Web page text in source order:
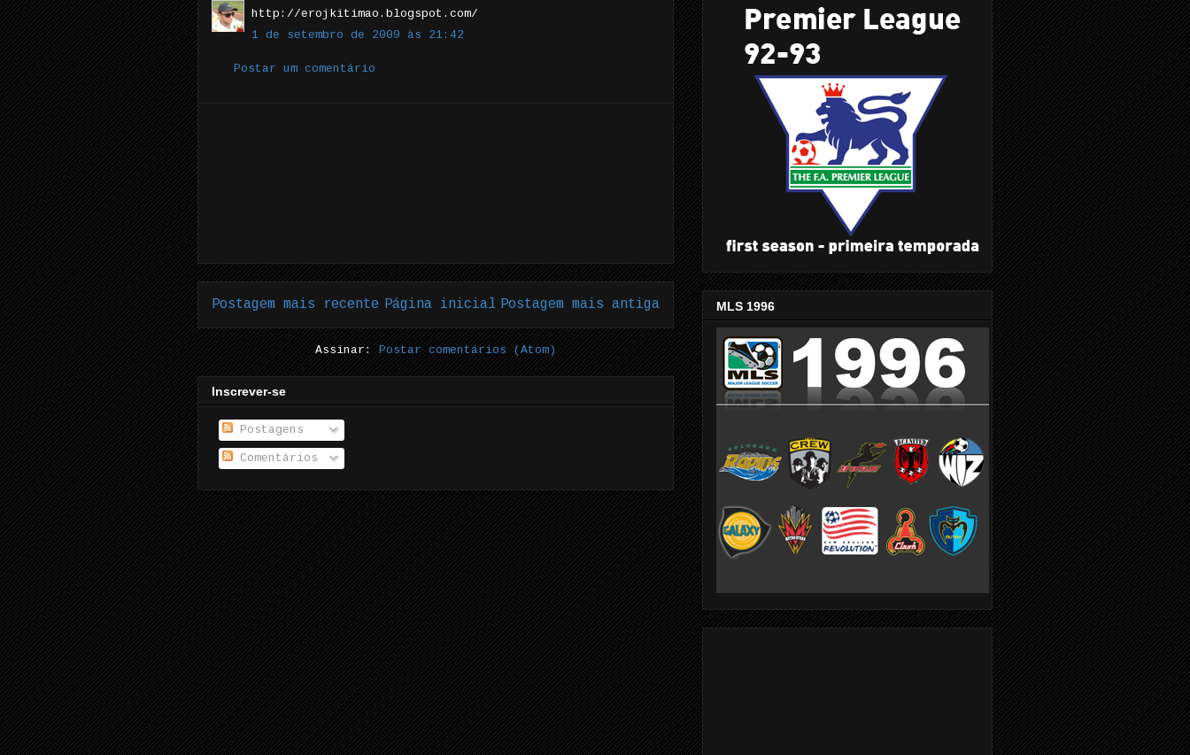
http://erojkitimao.blogspot.com/
1 de setembro de 2009 às 21:42
Postar um comentário
Postagem mais recente Postagem mais antiga
Página inicial
Assinar:Postar comentários (Atom)
Inscrever-se
Postagens
Comentários
MLS 1996